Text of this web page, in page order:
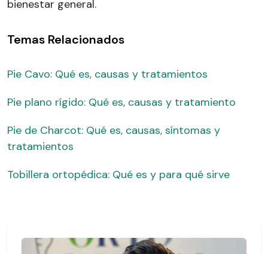
bienestar general.
Temas Relacionados
Pie Cavo: Qué es, causas y tratamientos
Pie plano rígido: Qué es, causas y tratamiento
Pie de Charcot: Qué es, causas, síntomas y
tratamientos
Tobillera ortopédica: Qué es y para qué sirve